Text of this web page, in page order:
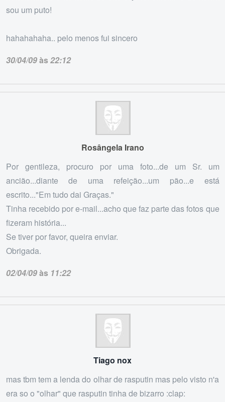
sou um puto!
hahahahaha.. pelo menos fui sincero
30/04/09às22:12
Rosângela Irano
Por gentileza, procuro por uma foto...de um Sr. um
ancião...diante de uma refeição...um pão...e está
escrito..."Em tudo dai Graças."
Tinha recebido por e-mail...acho que faz parte das fotos que
fizeram história...
Se tiver por favor, queira enviar.
Obrigada.
02/04/09às 11:22
Tiago nox
mas tbm tem a lenda do olhar de rasputin mas pelo visto n'a
era so o "olhar" que rasputin tinha de bizarro :clap: